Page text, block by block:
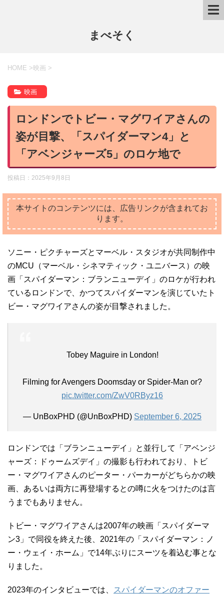
まべそく
HOME > 映画 >
映画
ロンドンでトビー・マグワイアさんの
姿が目撃、「スパイダーマン4」と
「アベンジャーズ5」のロケ地で
投稿日： 2025年9月8日
本サイトのコンテンツには、広告リンクが含まれてお
ります。
ソニー・ピクチャーズとマーベル・スタジオが共同制作中
のMCU（マーベル・シネマティック・ユニバース）の映
画「スパイダーマン：ブランニューデイ」のロケが行われ
ているロンドンで、かつてスパイダーマンを演じていたト
ビー・マグワイアさんの姿が目撃されました。
Tobey Maguire in London!
Filming for Avengers Doomsday or Spider-Man or?
pic.twitter.com/ZwV0RByz16
— UnBoxPHD (@UnBoxPHD) September 6, 2025
ロンドンでは「ブランニューデイ」と並行して「アベンジ
ャーズ：ドゥームズデイ」の撮影も行われており、トビ
ー・マグワイアさんのピーター・パーカーがどちらかの映
画、あるいは両方に再登場するとの噂に火をつけたのは言
うまでもありません。
トビー・マグワイアさんは2007年の映画「スパイダーマ
ン3」で同役を終えた後、2021年の「スパイダーマン：ノ
ー・ウェイ・ホーム」で14年ぶりにスーツを着込む事とな
りました。
2023年のインタビューでは、
スパイダーマンのオファー